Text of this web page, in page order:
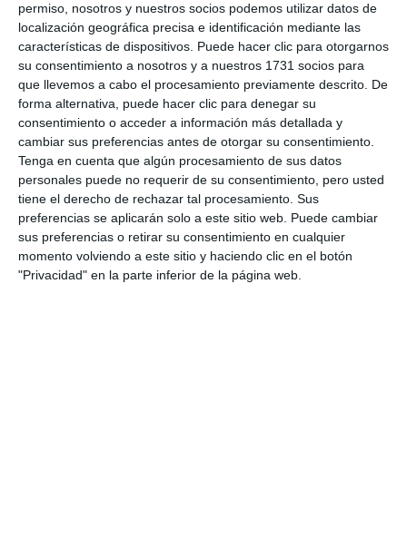
permiso, nosotros y nuestros socios podemos utilizar datos de
localización geográfica precisa e identificación mediante las
características de dispositivos. Puede hacer clic para otorgarnos
su consentimiento a nosotros y a nuestros 1731 socios para
que llevemos a cabo el procesamiento previamente descrito. De
forma alternativa, puede hacer clic para denegar su
consentimiento o acceder a información más detallada y
cambiar sus preferencias antes de otorgar su consentimiento.
Tenga en cuenta que algún procesamiento de sus datos
personales puede no requerir de su consentimiento, pero usted
tiene el derecho de rechazar tal procesamiento. Sus
preferencias se aplicarán solo a este sitio web. Puede cambiar
sus preferencias o retirar su consentimiento en cualquier
momento volviendo a este sitio y haciendo clic en el botón
"Privacidad" en la parte inferior de la página web.